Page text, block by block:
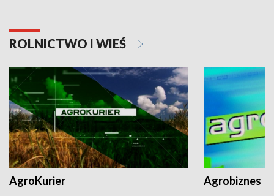
ROLNICTWO I WIEŚ
AgroKurier Agrobiznes